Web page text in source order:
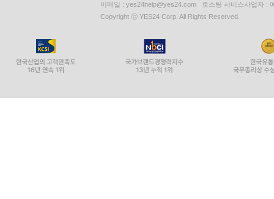
이메일 : yes24help@yes24.com 호스팅 서비스사업자 :
Copyright ⓒ YES24 Corp. All Rights Reserved.